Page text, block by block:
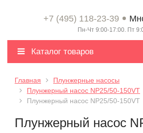
+7 (495) 118-23-39
Пн-Чт 9:00-17:00. Пт
Каталог товаров
Главная
Плунжерные насосы
Плунжерный насос NP25/50-150VT
Плунжерный насос NP25/50-150VT
Плунжерный насос